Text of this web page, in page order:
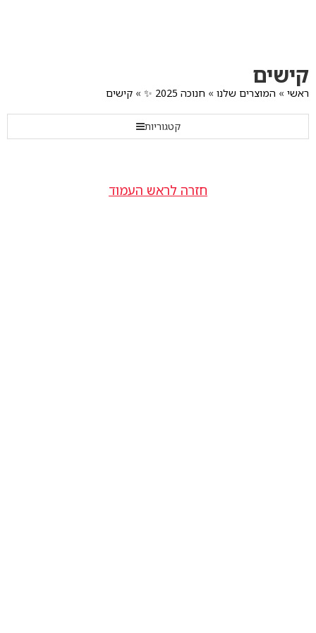
לתפריט
הקטגוריות
לרשימת
המוצרים
להודעות
תפריט
קישים
ראשי » המוצרים שלנו » חנוכה 2025 ✨ » קישים
קטגוריות
חזרה לראש העמוד